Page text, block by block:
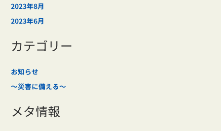
2023年8月
2023年6月
カテゴリー
お知らせ
～災害に備える～
メタ情報